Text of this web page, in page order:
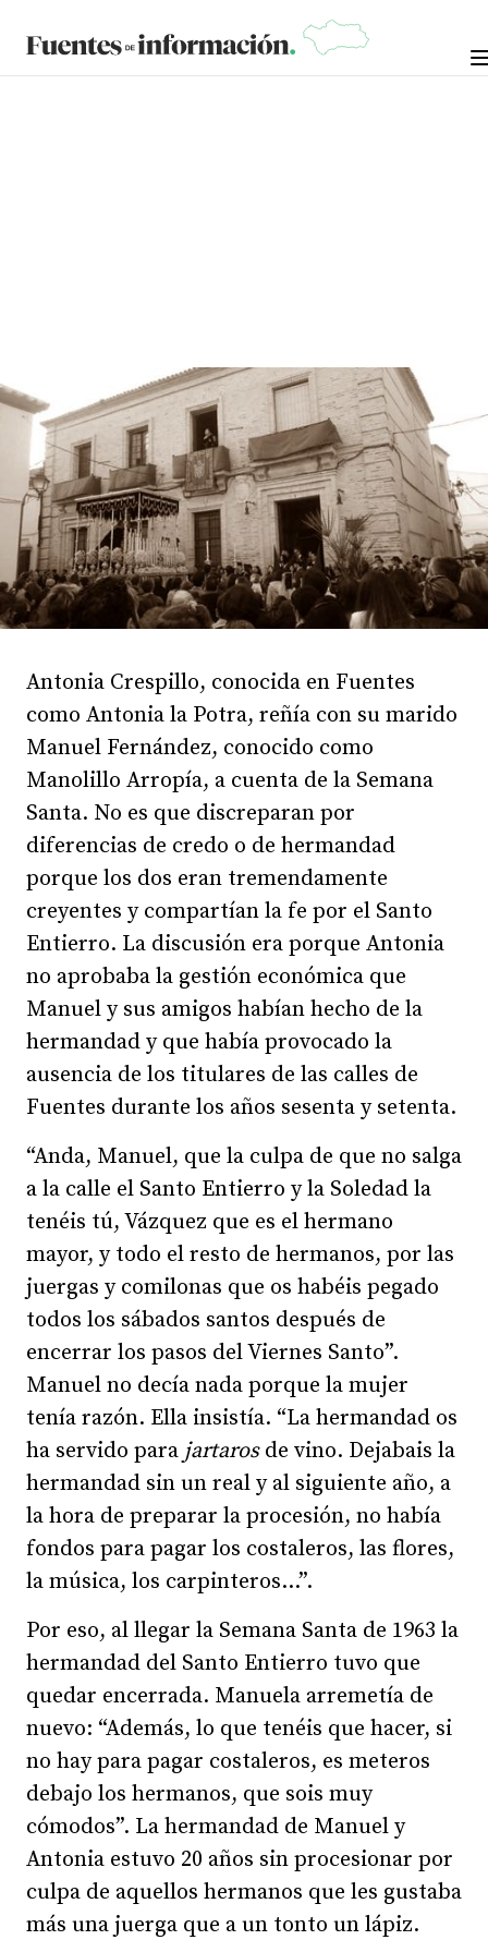
2026
Antonia Crespillo, conocida en Fuentes
como Antonia la Potra, reñía con su marido
Manuel Fernández, conocido como
Manolillo Arropía, a cuenta de la Semana
Santa. No es que discreparan por
diferencias de credo o de hermandad
porque los dos eran tremendamente
creyentes y compartían la fe por el Santo
Entierro. La discusión era porque Antonia
no aprobaba la gestión económica que
Manuel y sus amigos habían hecho de la
hermandad y que había provocado la
ausencia de los titulares de las calles de
Fuentes durante los años sesenta y setenta.
“Anda, Manuel, que la culpa de que no salga
a la calle el Santo Entierro y la Soledad la
tenéis tú, Vázquez que es el hermano
mayor, y todo el resto de hermanos, por las
juergas y comilonas que os habéis pegado
todos los sábados santos después de
encerrar los pasos del Viernes Santo”.
Manuel no decía nada porque la mujer
tenía razón. Ella insistía. “La hermandad os
ha servido para jartarosde vino. Dejabais la
hermandad sin un real y al siguiente año, a
la hora de preparar la procesión, no había
fondos para pagar los costaleros, las flores,
la música, los carpinteros…”.
Por eso, al llegar la Semana Santa de 1963 la
hermandad del Santo Entierro tuvo que
quedar encerrada. Manuela arremetía de
nuevo: “Además, lo que tenéis que hacer, si
no hay para pagar costaleros, es meteros
debajo los hermanos, que sois muy
cómodos”. La hermandad de Manuel y
Antonia estuvo 20 años sin procesionar por
culpa de aquellos hermanos que les gustaba
más una juerga que a un tonto un lápiz.